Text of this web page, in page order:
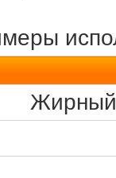
Жирный